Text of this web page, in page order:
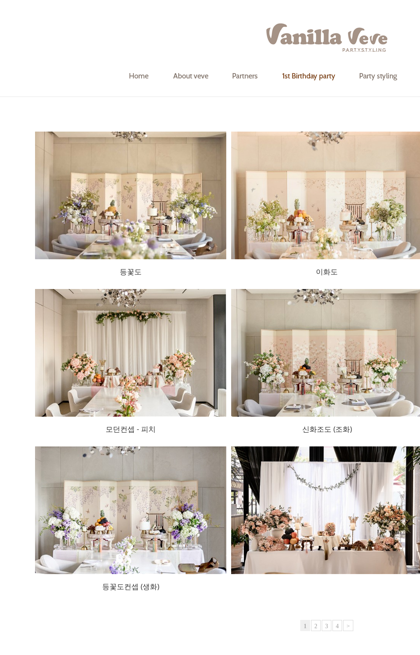
등꽃도 이화도
모던컨셉 - 피치 신화조도 (조화)
등꽃도컨셉 (생화)
1 2 3 4 >